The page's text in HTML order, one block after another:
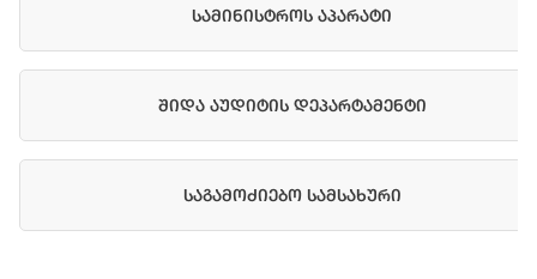
სამინისტროს აპარატი
შიდა აუდიტის დეპარტამენტი
საგამოძიებო სამსახური